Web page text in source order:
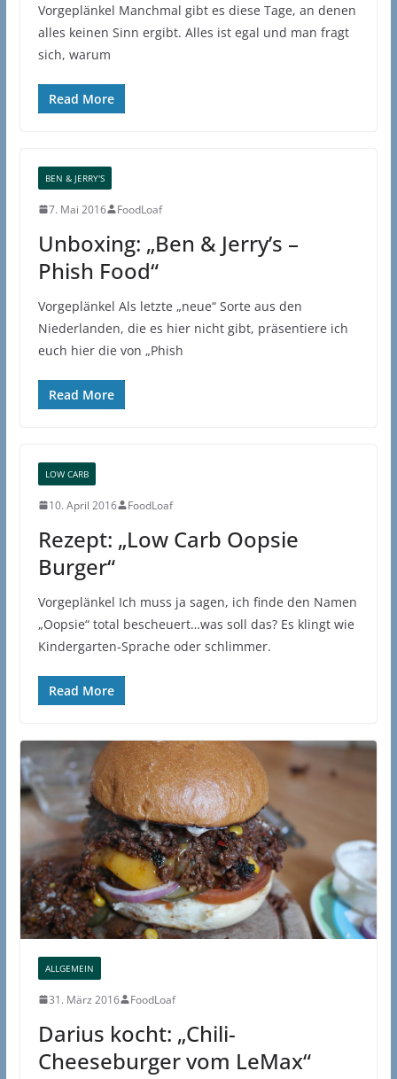
Vorgeplänkel Manchmal gibt es diese Tage, an denen
alles keinen Sinn ergibt. Alles ist egal und man fragt
sich, warum
Read More
BEN & JERRY'S
7. Mai 2016 FoodLoaf
Unboxing: „Ben & Jerry’s –
Phish Food“
Vorgeplänkel Als letzte „neue“ Sorte aus den
Niederlanden, die es hier nicht gibt, präsentiere ich
euch hier die von „Phish
Read More
LOW CARB
10. April 2016 FoodLoaf
Rezept: „Low Carb Oopsie
Burger“
Vorgeplänkel Ich muss ja sagen, ich finde den Namen
„Oopsie“ total bescheuert…was soll das? Es klingt wie
Kindergarten-Sprache oder schlimmer.
Read More
ALLGEMEIN
31. März 2016 FoodLoaf
Darius kocht: „Chili-
Cheeseburger vom LeMax“